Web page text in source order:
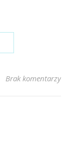
Brak komentarzy